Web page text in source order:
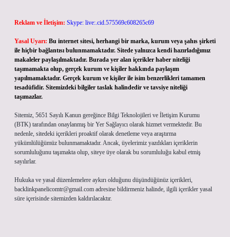
Reklam ve İletişim: Skype: live:.cid.575569c608265c69
Yasal Uyarı: Bu internet sitesi, herhangi bir marka, kurum veya şahıs şirketi
ile hiçbir bağlantısı bulunmamaktadır. Sitede yalnızca kendi hazırladığımız
makaleler paylaşılmaktadır. Burada yer alan içerikler haber niteliği
taşımamakta olup, gerçek kurum ve kişiler hakkında paylaşım
yapılmamaktadır. Gerçek kurum ve kişiler ile isim benzerlikleri tamamen
tesadüfidir. Sitemizdeki bilgiler taslak halindedir ve tavsiye niteliği
taşımazlar.
Sitemiz, 5651 Sayılı Kanun gereğince Bilgi Teknolojileri ve İletişim Kurumu
(BTK) tarafından onaylanmış bir Yer Sağlayıcı olarak hizmet vermektedir. Bu
nedenle, sitedeki içerikleri proaktif olarak denetleme veya araştırma
yükümlülüğümüz bulunmamaktadır. Ancak, üyelerimiz yazdıkları içeriklerin
sorumluluğunu taşımakta olup, siteye üye olarak bu sorumluluğu kabul etmiş
sayılırlar.
Hukuka ve yasal düzenlemelere aykırı olduğunu düşündüğünüz içerikleri,
backlinkpanelicomtr@gmail.com adresine bildirmeniz halinde, ilgili içerikler yasal
süre içerisinde sitemizden kaldırılacaktır.